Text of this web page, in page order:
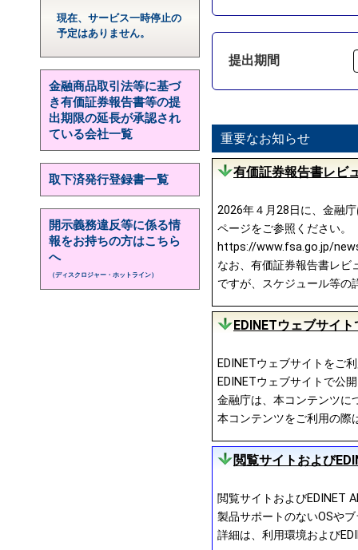
現在、サービス一時停止の
予定はありません。
金融商品取引法等に基づ
き有価証券報告書等の提
出期限の延長が承認され
ている会社一覧
取下済発行登録書一覧
開示義務違反等に係る情
報をお持ちの方はこちら
へ
（ディスクロジャー・ホットライン）
提出期間
重要なお知らせ
有価証券報告書レビ
2026年４月28日に、金融
ページをご参照ください。
https://www.fsa.go.jp/
なお、有価証券報告書レビ
ですが、スケジュール等の
EDINETウェブサイ
EDINETウェブサイトをご
EDINETウェブサイトで公
金融庁は、本コンテンツに
本コンテンツをご利用の際
閲覧サイトおよび
閲覧サイトおよびEDINET
製品サポートのないOSや
詳細は、利用環境および